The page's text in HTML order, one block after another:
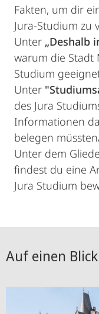
Fakten, um dir
Jura-Studium zu
Unter „Deshalb
warum die
Studium
Unter
des Jura
Informationen
belegen
Unter dem
findest du eine
Jura Studium
Auf einen Blick